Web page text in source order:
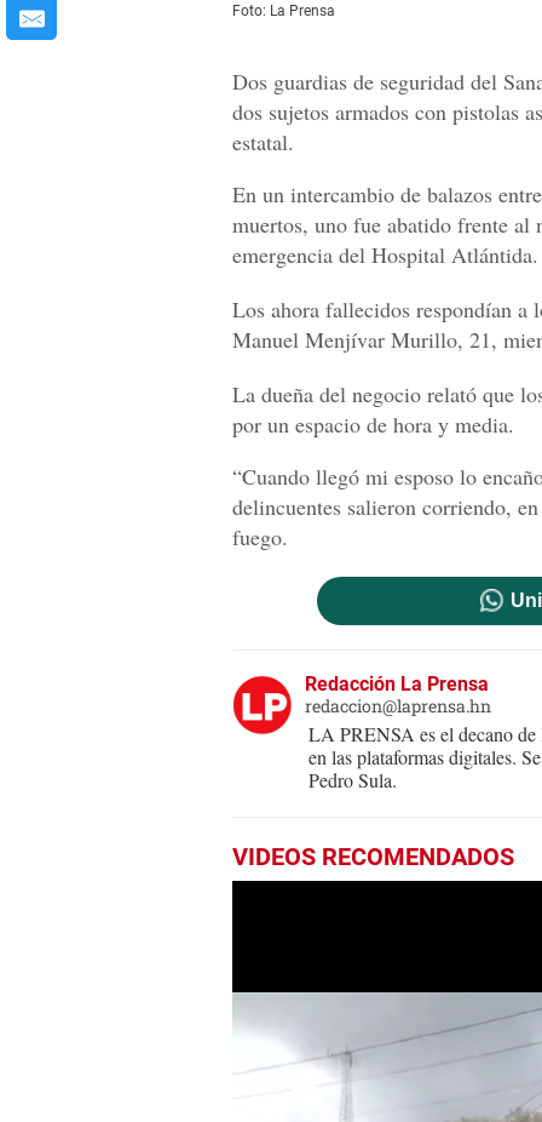
Foto: La Prensa
Dos guardias de seguridad del
dos sujetos armados con pistolas
estatal.
En un intercambio de balazos
muertos, uno fue abatido frente
emergencia del Hospital Atlántida.
Los ahora fallecidos respondían a
Manuel Menjívar Murillo, 21,
La dueña del negocio relató que
por un espacio de hora y media.
“Cuando llegó mi esposo lo
delincuentes salieron corriendo,
fuego.
Redacción La Prensa
redaccion@laprensa.hn
LA PRENSA es el decano de
en las plataformas digitales.
Pedro Sula.
VIDEOS RECOMENDADOS